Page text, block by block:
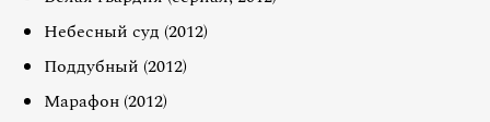
Небесный суд (2012)
Поддубный (2012)
Марафон (2012)